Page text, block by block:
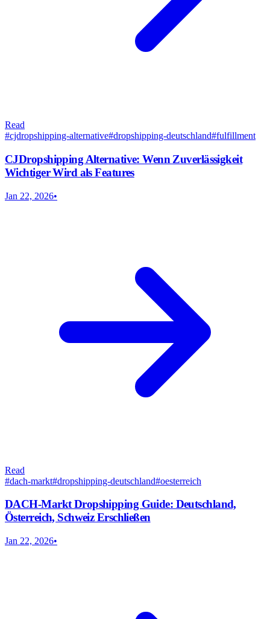
Read
#cjdropshipping-alternative#dropshipping-deutschland#fulfillment
CJDropshipping Alternative: Wenn Zuverlässigkeit
Wichtiger Wird als Features
Jan 22, 2026•
Read
#dach-markt#dropshipping-deutschland#oesterreich
DACH-Markt Dropshipping Guide: Deutschland,
Österreich, Schweiz Erschließen
Jan 22, 2026•